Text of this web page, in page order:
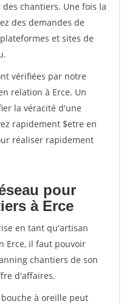
chantiers. Une fois la
des demandes de
et sites de
vérifiées par notre
relation à Erce. Un
la véracité d'une
rapidement $etre en
réaliser rapidement
pour
à Erce
en tant qu'artisan
Erce, il faut pouvoir
chantiers de son
d'affaires.
à oreille peut